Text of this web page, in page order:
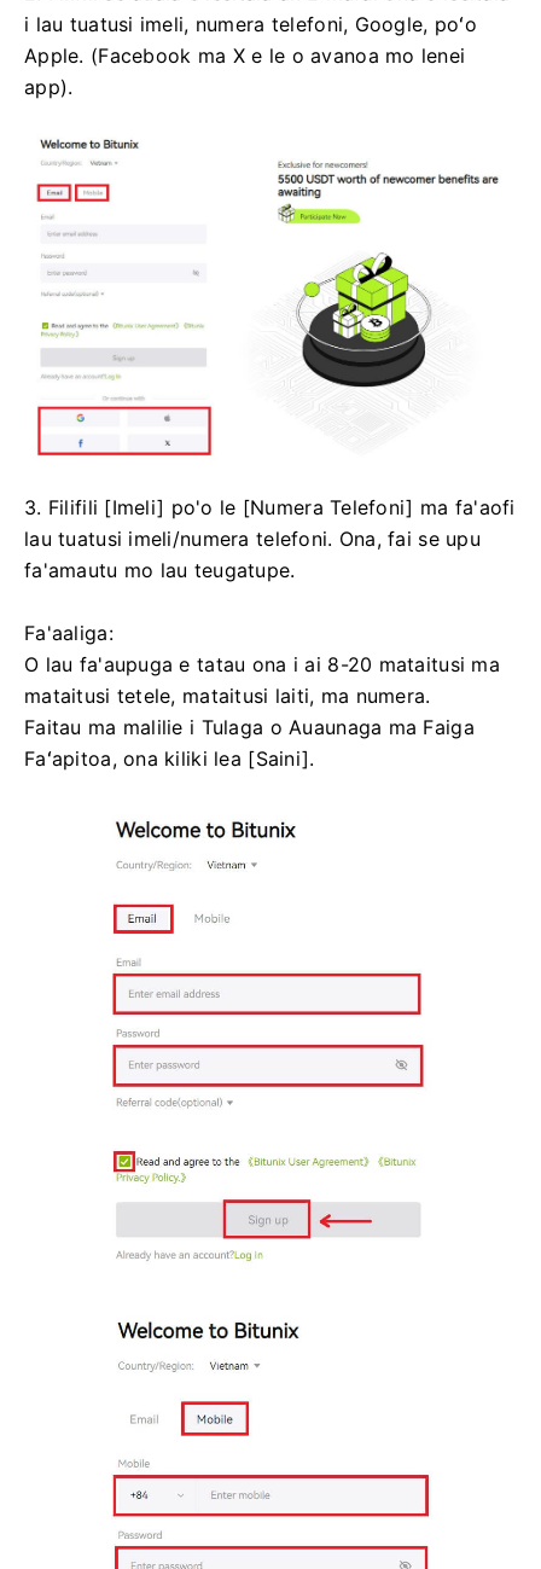
i lau tuatusi imeli, numera telefoni, Google, poʻo
Apple. (Facebook ma X e le o avanoa mo lenei
app).
3. Filifili [Imeli] po'o le [Numera Telefoni] ma fa'aofi
lau tuatusi imeli/numera telefoni. Ona, fai se upu
fa'amautu mo lau teugatupe.
Fa'aaliga:
O lau fa'aupuga e tatau ona i ai 8-20 mataitusi ma
mataitusi tetele, mataitusi laiti, ma numera.
Faitau ma malilie i Tulaga o Auaunaga ma Faiga
Faʻapitoa, ona kiliki lea [Saini].